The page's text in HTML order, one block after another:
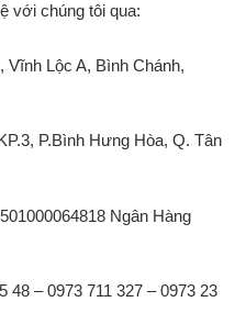
với chúng tôi qua:
Vĩnh Lộc A, Bình Chánh,
P.Bình Hưng Hòa, Q. Tân
Ngân Hàng
48 – 0973 711 327 – 0973 23